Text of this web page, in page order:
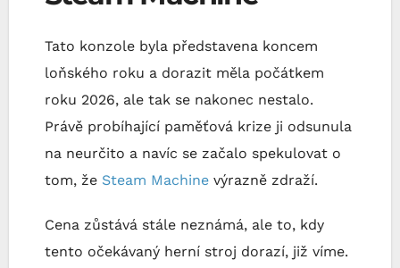
Tato konzole byla představena koncem
loňského roku a dorazit měla počátkem
roku 2026, ale tak se nakonec nestalo.
Právě probíhající paměťová krize ji odsunula
na neurčito a navíc se začalo spekulovat o
tom, že Steam Machine výrazně zdraží.
Cena zůstává stále neznámá, ale to, kdy
tento očekávaný herní stroj dorazí, již víme.